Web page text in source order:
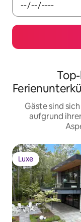
Gäste sind
aufgrund
Luxe
Luxe